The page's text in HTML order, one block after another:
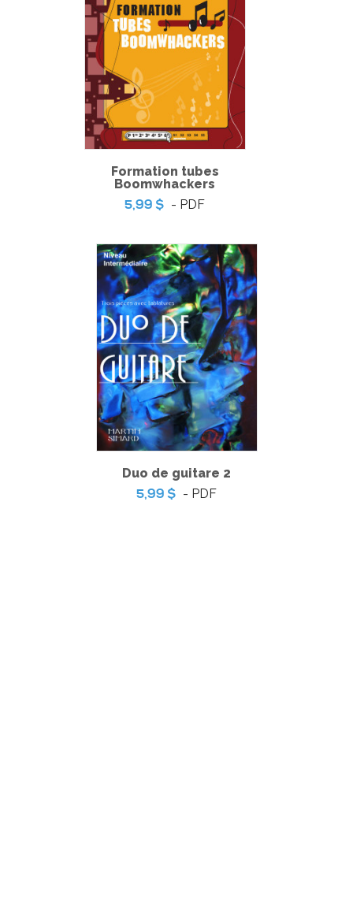
Pratique de l'épreuve ministérielle de français de la fin du
3e cycle du primaire – 2
6,99 $-PDF
Pratique de l'épreuve ministérielle de français de la fin du
3e cycle du primaire
6,99 $-PDF
Formation tubes
Boomwhackers
5,99 $ - PDF
Duo de guitare 2
5,99 $ - PDF